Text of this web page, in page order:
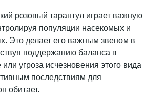
розовый тарантул играет важную
популяции насекомых и
Это делает его важным звеном в
поддержанию баланса в
угроза исчезновения этого вида
последствиям для
обитает.